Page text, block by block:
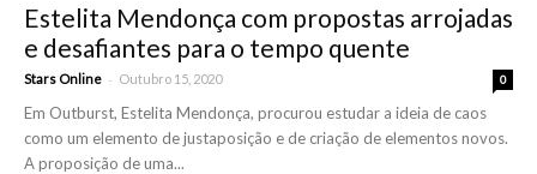
Estelita Mendonça com propostas arrojadas
e desafiantes para o tempo quente
Stars Online - Outubro 15, 2020 0
Em Outburst, Estelita Mendonça, procurou estudar a ideia de caos
como um elemento de justaposição e de criação de elementos novos.
A proposição de uma...